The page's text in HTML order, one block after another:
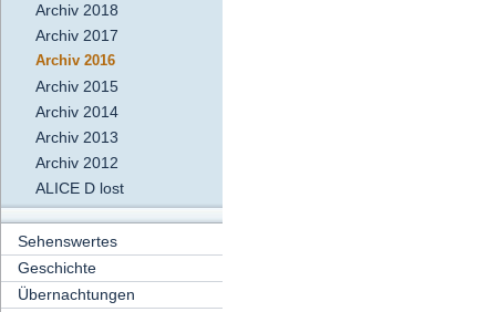
Archiv 2018
Archiv 2017
Archiv 2016
Archiv 2015
Archiv 2014
Archiv 2013
Archiv 2012
ALICE D lost
Sehenswertes
Geschichte
Übernachtungen